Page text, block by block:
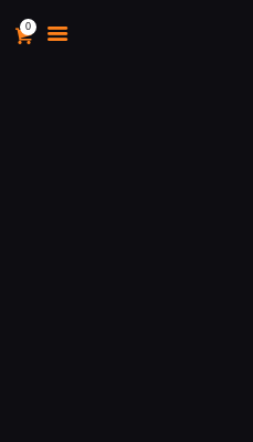
0
COWBOYS